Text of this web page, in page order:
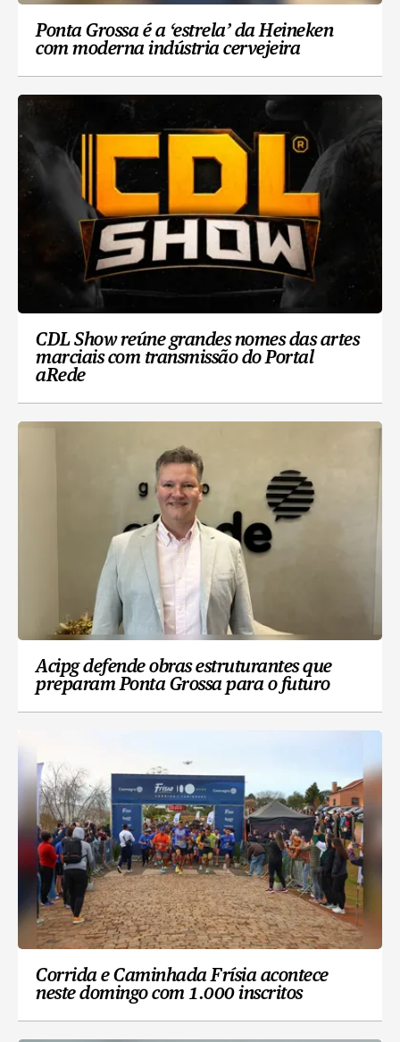
Ponta Grossa é a ‘estrela’ da Heineken
com moderna indústria cervejeira
CDL Show reúne grandes nomes das artes
marciais com transmissão do Portal
aRede
Acipg defende obras estruturantes que
preparam Ponta Grossa para o futuro
Corrida e Caminhada Frísia acontece
neste domingo com 1.000 inscritos